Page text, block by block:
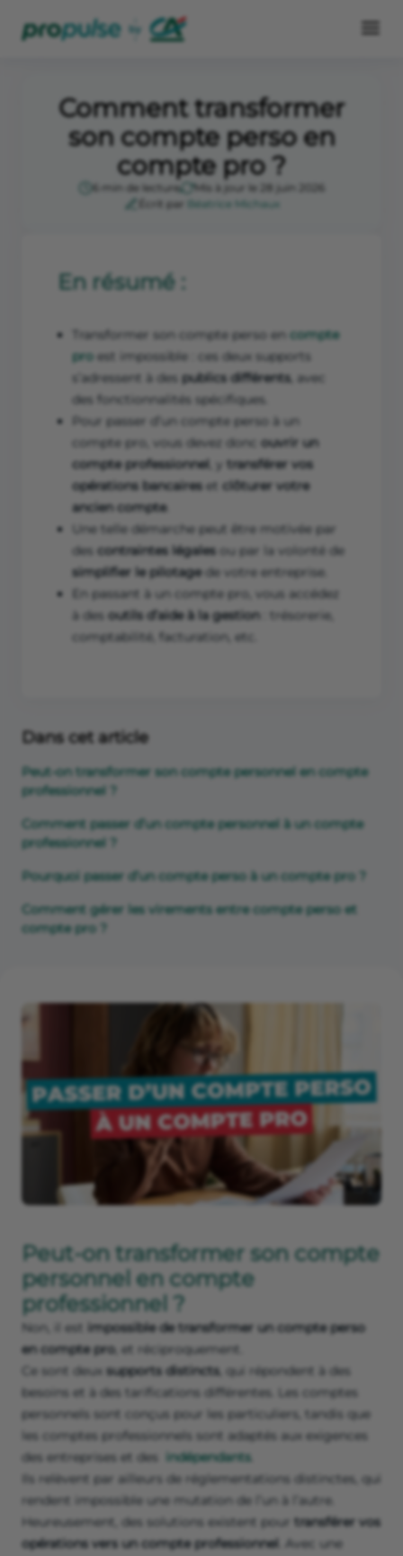
Comment transformer
son compte perso en
compte pro ?
6 min de lecture
Mis à jour le 28 juin 2026
Écrit par
Béatrice Michaux
En résumé :
Transformer son compte perso en compte
pro est impossible : ces deux supports
s’adressent à des publics différents, avec
des fonctionnalités spécifiques.
Pour passer d’un compte perso à un
compte pro, vous devez donc ouvrir un
compte professionnel , y transférer vos
opérations bancaires et clôturer votre
ancien compte.
Une telle démarche peut être motivée par
des contraintes légales ou par la volonté de
simplifier le pilotage de votre entreprise.
En passant à un compte pro, vous accédez
à des outils d’aide à la gestion : trésorerie,
comptabilité, facturation, etc.
Dans cet article
Peut-on transformer son compte personnel en compte
professionnel ?
Comment passer d’un compte personnel à un compte
professionnel ?
Pourquoi passer d’un compte perso à un compte pro ?
Comment gérer les virements entre compte perso et
compte pro ?
Peut-on transformer son compte
personnel en compte
professionnel ?
Non, il est impossible de transformer un compte perso
en compte pro, et réciproquement.
Ce sont deux supports distincts, qui répondent à des
besoins et à des tarifications différentes. Les comptes
personnels sont conçus pour les particuliers, tandis que
les comptes professionnels sont adaptés aux exigences
des entreprises et des
indépendants.
Ils relèvent par ailleurs de réglementations distinctes, qui
rendent impossible une mutation de l’un à l’autre.
Heureusement, des solutions existent pour transférer vos
opérations vers un compte professionnel . Avec une